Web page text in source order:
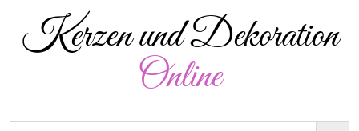
Kerzen und Dekoration
Online